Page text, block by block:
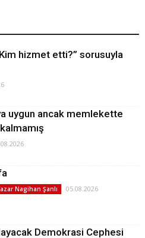
hizmet etti?” sorusuyla
uygun ancak memlekette
Nagihan Şanlı 05.08.2026
Demokrasi Cephesi